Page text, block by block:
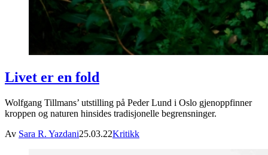
Livet er en fold
Wolfgang Tillmans’ utstilling på Peder Lund i Oslo gjenoppfinner
kroppen og naturen hinsides tradisjonelle begrensninger.
Av Sara R. Yazdani25.03.22Kritikk